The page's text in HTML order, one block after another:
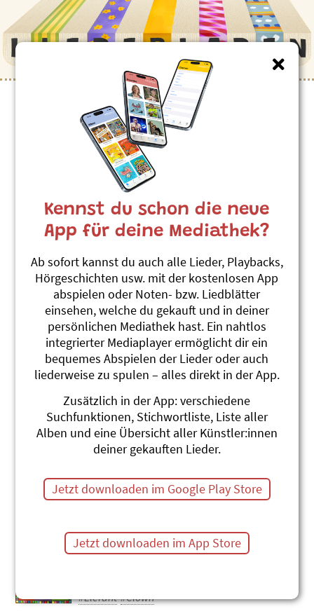
Kinderlieder zum Thema
”Clown”
Karin Anderhalden
Ä Zaiberer isch im Land gsi
#Clown #Zirkus
De Clown Billy Bally
Andrew Bond
En Bölle hett sölle im Chreis - Lila-Heft
6
#Ball #Clown #Zirkus
Clown
Roland Schwab
Di Blaui, Leierchischte
#Clown #Zirkus
De truurig Clown
Stephanie Jakobi-Murer
hula hula hopp!
#Clown #Gefühle #Zirkus
De August und d'Augustine
Béatrice Gründler
De Elmar (ohne Gesang)
#Elefant #Clown
Kennst du schon die neue
App für deine Mediathek?
Ab sofort kannst du auch alle Lieder, Playbacks,
Hörgeschichten usw. mit der kostenlosen App
abspielen oder Noten- bzw. Liedblätter
einsehen, welche du gekauft und in deiner
persönlichen Mediathek hast. Ein nahtlos
integrierter Mediaplayer ermöglicht dir ein
bequemes Abspielen der Lieder oder auch
liederweise zu spulen – alles direkt in der App.
Zusätzlich in der App: verschiedene
Suchfunktionen, Stichwortliste, Liste aller
Alben und eine Übersicht aller Künstler:innen
deiner gekauften Lieder.
Jetzt downloaden im Google Play Store
Jetzt downloaden im App Store